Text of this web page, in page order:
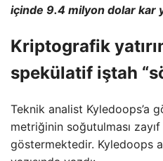
içinde 9.4 milyon dolar kar
Kriptografik
spekülatif iştah
Teknik analist Kyledoops’a
metriğinin soğutulması
göstermektedir. Kyledoops